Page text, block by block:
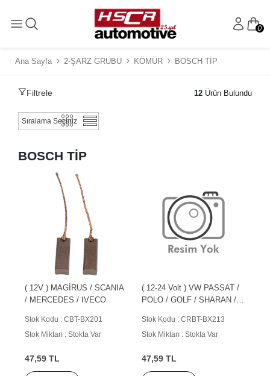
0
Ana Sayfa 2-ŞARZ GRUBU KÖMÜR BOSCH TİP
Filtrele 12 Ürün Bulundu
BOSCH TİP
( 12V ) MAGİRUS / SCANIA
/ MERCEDES / IVECO
Stok Kodu : CBT-BX201
Stok Miktarı : Stokta Var
47,59 TL
( 12-24 Volt ) VW PASSAT /
POLO / GOLF / SHARAN /
Stok Kodu : CRBT-BX213
Stok Miktarı : Stokta Var
47,59 TL